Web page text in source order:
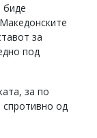
за
под
за по
спротивно од